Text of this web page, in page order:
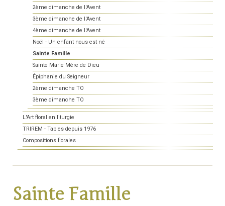
2ème dimanche de l'Avent
3ème dimanche de l'Avent
4ème dimanche de l'Avent
Noël - Un enfant nous est né
Sainte Famille
Sainte Marie Mère de Dieu
Épiphanie du Seigneur
2ème dimanche TO
3ème dimanche TO
L'Art floral en liturgie
TRIREM - Tables depuis 1976
Compositions florales
Sainte Famille